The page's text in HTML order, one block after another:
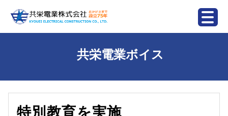
共栄電業ボイス
特別教育を実施